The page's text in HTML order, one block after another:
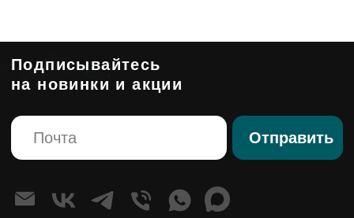
Премиум изделия
Клиентам
Политика конфиденциальности
Согласие на обработку персональных данных